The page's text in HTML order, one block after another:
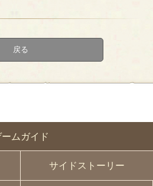
ムガイド
サイドストーリー
戻る